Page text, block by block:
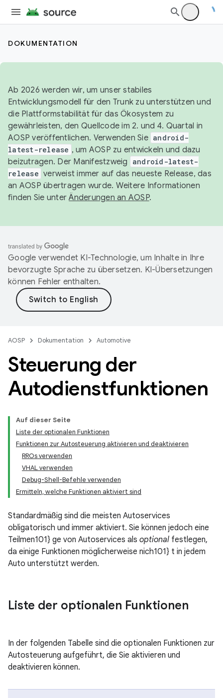
DOKUMENTATION
Ab 2026 werden wir, um unser stabiles
Entwicklungsmodell für den Trunk zu unterstützen und
die Plattformstabilität für das Ökosystem zu
gewährleisten, den Quellcode im 2. und 4. Quartal in
AOSP veröffentlichen. Verwenden Sie android-
latest-release , um AOSP zu entwickeln und dazu
beizutragen. Der Manifestzweig
android-latest-
release verweist immer auf das neueste Release, das
an AOSP übertragen wurde. Weitere Informationen
finden Sie unterÄnderungen an AOSP.
Google verwendet KI-Technologie, um Inhalte in Ihre
bevorzugte Sprache zu übersetzen. KI-Übersetzungen
können Fehler enthalten.
AOSP Dokumentation Automotive
Steuerung der
Autodienstfunktionen
Auf dieser Seite
Liste der optionalen Funktionen
Funktionen zur Autosteuerung aktivieren und deaktivieren
RROs verwenden
VHAL verwenden
Debug-Shell-Befehle verwenden
Ermitteln, welche Funktionen aktiviert sind
Standardmäßig sind die meisten Autoservices
obligatorisch und immer aktiviert. Sie können jedoch eine
Teilmen101} ge von Autoservices als optional festlegen,
da einige Funktionen möglicherweise nich101} t in jedem
Auto unterstützt werden.
Liste der optionalen Funktionen
In der folgenden Tabelle sind die optionalen Funktionen zur
Autosteuerung aufgeführt, die Sie aktivieren und
deaktivieren können.